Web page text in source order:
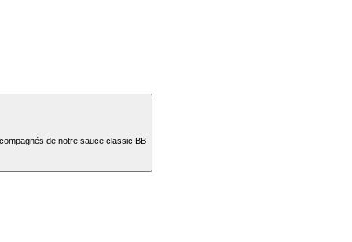
de notre sauce classic BB